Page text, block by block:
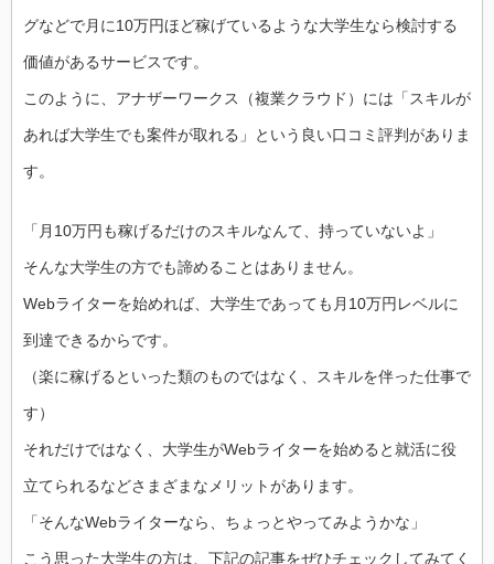
グなどで月に10万円ほど稼げているような大学生なら検討する
価値があるサービスです。
このように、アナザーワークス（複業クラウド）には「スキルが
あれば大学生でも案件が取れる」という良い口コミ評判がありま
す。
「月10万円も稼げるだけのスキルなんて、持っていないよ」
そんな大学生の方でも諦めることはありません。
Webライターを始めれば、大学生であっても月10万円レベルに
到達できるからです。
（楽に稼げるといった類のものではなく、スキルを伴った仕事で
す）
それだけではなく、大学生がWebライターを始めると就活に役
立てられるなどさまざまなメリットがあります。
「そんなWebライターなら、ちょっとやってみようかな」
こう思った大学生の方は、下記の記事をぜひチェックしてみてく